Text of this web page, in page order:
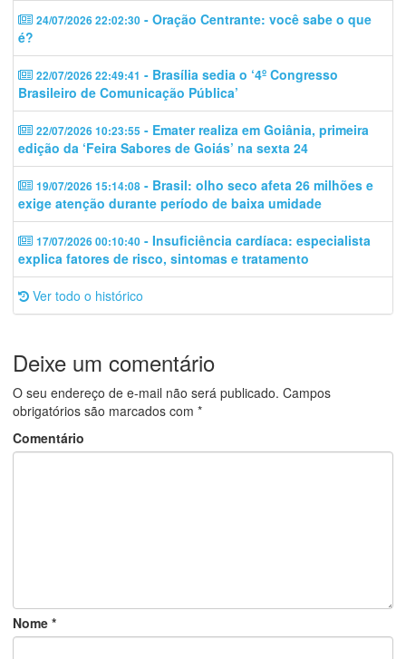
24/07/2026 22:02:30 - Oração Centrante: você sabe o que
é?
22/07/2026 22:49:41 - Brasília sedia o ‘4º Congresso
Brasileiro de Comunicação Pública’
22/07/2026 10:23:55 - Emater realiza em Goiânia, primeira
edição da ‘Feira Sabores de Goiás’ na sexta 24
19/07/2026 15:14:08 - Brasil: olho seco afeta 26 milhões e
exige atenção durante período de baixa umidade
17/07/2026 00:10:40 - Insuficiência cardíaca: especialista
explica fatores de risco, sintomas e tratamento
Ver todo o histórico
Deixe um comentário
O seu endereço de e-mail não será publicado. Campos
obrigatórios são marcados com *
Comentário
Nome *